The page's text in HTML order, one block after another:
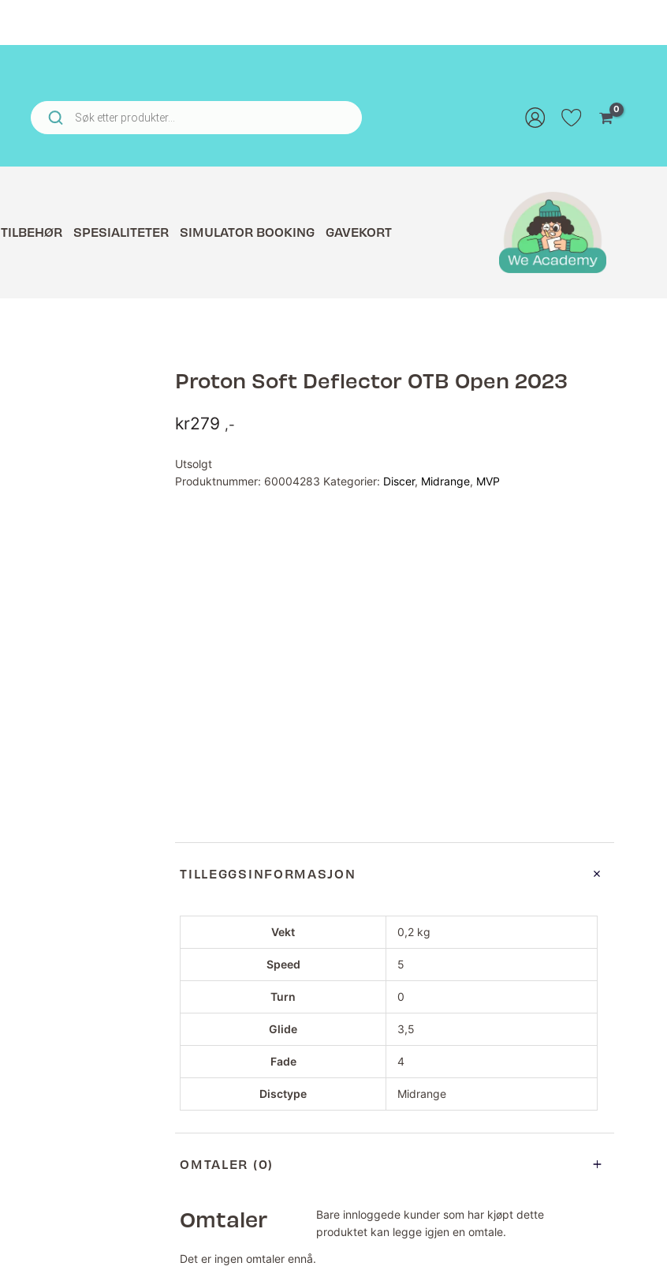
Products
search
TILBEHØR SPESIALITETER SIMULATOR BOOKING GAVEKORT
Proton Soft Deflector OTB Open 2023
kr279 ,-
Utsolgt
Produktnummer: 60004283 Kategorier: Discer, Midrange, MVP
TILLEGGSINFORMASJON
Vekt 0,2 kg
Speed 5
Turn 0
Glide 3,5
Fade 4
Disctype Midrange
OMTALER (0)
Omtaler
Det er ingen omtaler ennå.
Bare innloggede kunder som har kjøpt dette
produktet kan legge igjen en omtale.